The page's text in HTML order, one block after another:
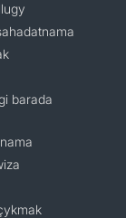
barada